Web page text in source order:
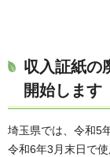
収入証紙の
開始します
埼玉県では、令和5
令和6年3月末日で使